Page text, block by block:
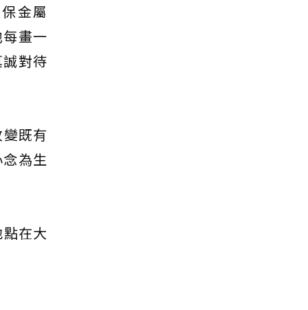
金屬
畫一
對待
既有
為生
在大